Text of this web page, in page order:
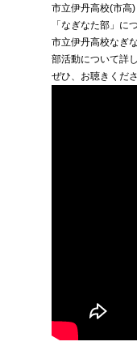
市立伊丹高校(市高)
「なぎなた部」に
市立伊丹高校なぎ
部活動について詳
ぜひ、お聴きくだ